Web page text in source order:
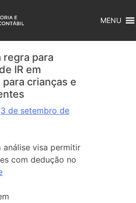
MENU
regra para
IR em
crianças e
3 de setembro de
análise visa permitir
com dedução no